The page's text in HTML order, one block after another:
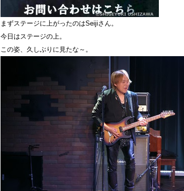
まずステージに上がったのはSeijiさん。
今日はステージの上。
この姿、久しぶりに見たな～。